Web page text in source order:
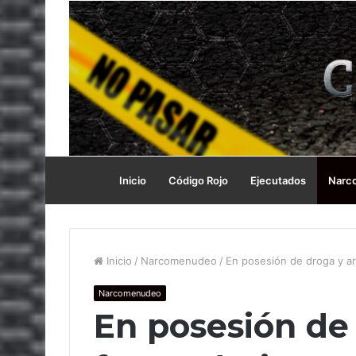
Inicio Código Rojo Ejecutados
Inicio / Narcomenudeo / En posesión de droga y
Narcomenudeo
En posesión